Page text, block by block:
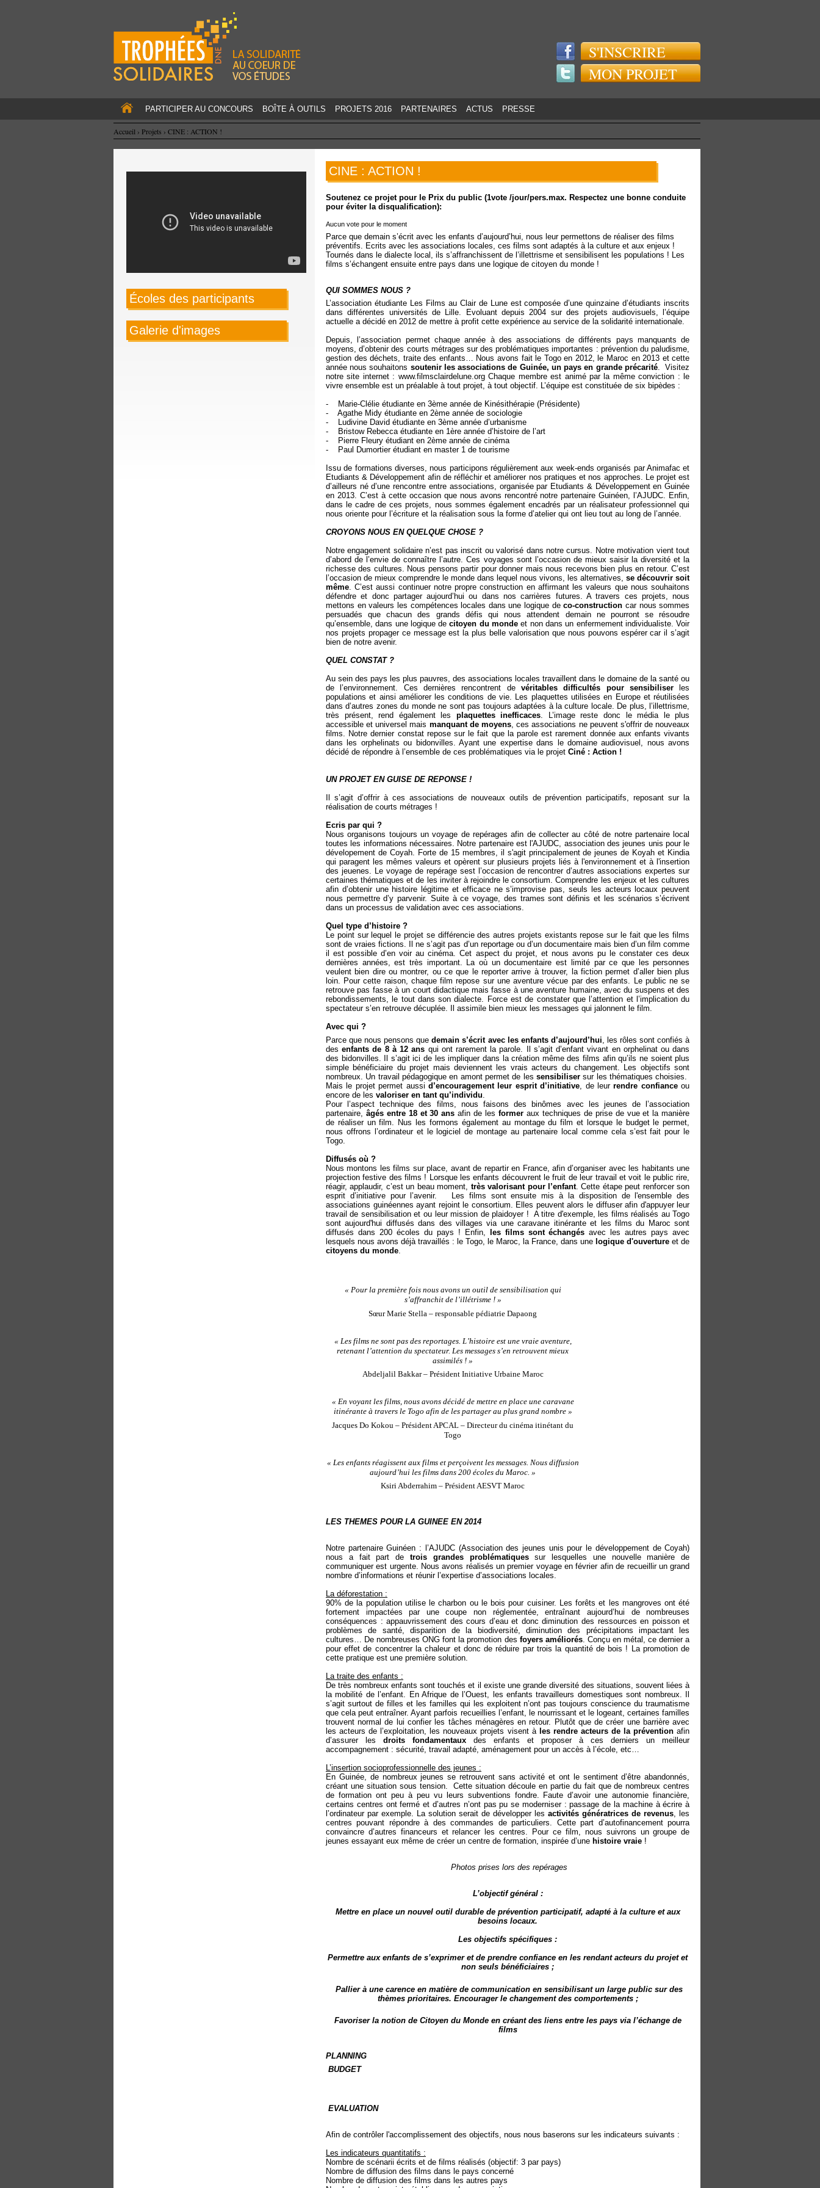
S'INSCRIRE
MON PROJET
PARTICIPER AU CONCOURS BOÎTE À OUTILS PROJETS 2016 PARTENAIRES ACTUS PRESSE
Accueil › Projets › CINE : ACTION !
Écoles des participants
Galerie d'images
CINE : ACTION !
Soutenez ce projet pour le Prix du public (1vote /jour/pers.max. Respectez une bonne conduite
pour éviter la disqualification):
Aucun vote pour le moment
Parce que demain s’écrit avec les enfants d’aujourd’hui, nous leur permettons de réaliser des films
préventifs. Ecrits avec les associations locales, ces films sont adaptés à la culture et aux enjeux !
Tournés dans le dialecte local, ils s’affranchissent de l’illettrisme et sensibilisent les populations ! Les
films s’échangent ensuite entre pays dans une logique de citoyen du monde !
QUI SOMMES NOUS ?
L’association étudiante Les Films au Clair de Lune est composée d’une quinzaine d’étudiants inscrits
dans différentes universités de Lille. Evoluant depuis 2004 sur des projets audiovisuels, l’équipe
actuelle a décidé en 2012 de mettre à profit cette expérience au service de la solidarité internationale.
Depuis, l’association permet chaque année à des associations de différents pays manquants de
moyens, d’obtenir des courts métrages sur des problématiques importantes : prévention du paludisme,
gestion des déchets, traite des enfants… Nous avons fait le Togo en 2012, le Maroc en 2013 et cette
année nous souhaitons soutenir les associations de Guinée, un pays en grande précarité. Visitez
notre site internet : www.filmsclairdelune.org Chaque membre est animé par la même conviction : le
vivre ensemble est un préalable à tout projet, à tout objectif. L’équipe est constituée de six bipèdes :
- Marie-Clélie étudiante en 3ème année de Kinésithérapie (Présidente)
- Agathe Midy étudiante en 2ème année de sociologie
- Ludivine David étudiante en 3ème année d’urbanisme
- Bristow Rebecca étudiante en 1ère année d’histoire de l’art
- Pierre Fleury étudiant en 2ème année de cinéma
- Paul Dumortier étudiant en master 1 de tourisme
Issu de formations diverses, nous participons régulièrement aux week-ends organisés par Animafac et
Etudiants & Développement afin de réfléchir et améliorer nos pratiques et nos approches. Le projet est
d’ailleurs né d’une rencontre entre associations, organisée par Etudiants & Développement en Guinée
en 2013. C’est à cette occasion que nous avons rencontré notre partenaire Guinéen, l’AJUDC. Enfin,
dans le cadre de ces projets, nous sommes également encadrés par un réalisateur professionnel qui
nous oriente pour l’écriture et la réalisation sous la forme d’atelier qui ont lieu tout au long de l’année.
CROYONS NOUS EN QUELQUE CHOSE ?
Notre engagement solidaire n’est pas inscrit ou valorisé dans notre cursus. Notre motivation vient tout
d’abord de l’envie de connaître l’autre. Ces voyages sont l’occasion de mieux saisir la diversité et la
richesse des cultures. Nous pensons partir pour donner mais nous recevons bien plus en retour. C’est
l’occasion de mieux comprendre le monde dans lequel nous vivons, les alternatives,se découvrir soit
même. C’est aussi continuer notre propre construction en affirmant les valeurs que nous souhaitons
défendre et donc partager aujourd’hui ou dans nos carrières futures. A travers ces projets, nous
mettons en valeurs les compétences locales dans une logique deco-construction car nous sommes
persuadés que chacun des grands défis qui nous attendent demain ne pourront se résoudre
qu’ensemble, dans une logique decitoyen du monde et non dans un enfermement individualiste. Voir
nos projets propager ce message est la plus belle valorisation que nous pouvons espérer car il s’agit
bien de notre avenir.
QUEL CONSTAT ?
Au sein des pays les plus pauvres, des associations locales travaillent dans le domaine de la santé ou
de l’environnement. Ces dernières rencontrent de véritables difficultés pour sensibiliserles
populations et ainsi améliorer les conditions de vie. Les plaquettes utilisées en Europe et réutilisées
dans d’autres zones du monde ne sont pas toujours adaptées à la culture locale. De plus, l’illettrisme,
très présent, rend également les plaquettes inefficaces. L’image reste donc le média le plus
accessible et universel mais manquant de moyens, ces associations ne peuvent s'offrir de nouveaux
films. Notre dernier constat repose sur le fait que la parole est rarement donnée aux enfants vivants
dans les orphelinats ou bidonvilles. Ayant une expertise dans le domaine audiovisuel, nous avons
décidé de répondre à l’ensemble de ces problématiques via le projet Ciné : Action !
UN PROJET EN GUISE DE REPONSE !
Il s’agit d’offrir à ces associations de nouveaux outils de prévention participatifs, reposant sur la
réalisation de courts métrages !
Ecris par qui ?
Nous organisons toujours un voyage de repérages afin de collecter au côté de notre partenaire local
toutes les informations nécessaires. Notre partenaire est l'AJUDC, association des jeunes unis pour le
dévelopement de Coyah. Forte de 15 membres, il s'agit principalement de jeunes de Koyah et Kindia
qui paragent les mêmes valeurs et opèrent sur plusieurs projets liés à l'environnement et à l'insertion
des jeuenes. Le voyage de repérage sest l’occasion de rencontrer d’autres associations expertes sur
certaines thématiques et de les inviter à rejoindre le consortium. Comprendre les enjeux et les cultures
afin d’obtenir une histoire légitime et efficace ne s’improvise pas, seuls les acteurs locaux peuvent
nous permettre d’y parvenir. Suite à ce voyage, des trames sont définis et les scénarios s’écrivent
dans un processus de validation avec ces associations.
Quel type d’histoire ?
Le point sur lequel le projet se différencie des autres projets existants repose sur le fait que les films
sont de vraies fictions. Il ne s’agit pas d’un reportage ou d’un documentaire mais bien d’un film comme
il est possible d’en voir au cinéma. Cet aspect du projet, et nous avons pu le constater ces deux
dernières années, est très important. La où un documentaire est limité par ce que les personnes
veulent bien dire ou montrer, ou ce que le reporter arrive à trouver, la fiction permet d’aller bien plus
loin. Pour cette raison, chaque film repose sur une aventure vécue par des enfants. Le public ne se
retrouve pas fasse à un court didactique mais fasse à une aventure humaine, avec du suspens et des
rebondissements, le tout dans son dialecte. Force est de constater que l’attention et l’implication du
spectateur s’en retrouve décuplée. Il assimile bien mieux les messages qui jalonnent le film.
Avec qui ?
Parce que nous pensons quedemain s’écrit avec les enfants d’aujourd’hui , les rôles sont confiés à
desenfants de 8 à 12 ans qui ont rarement la parole. Il s’agit d’enfant vivant en orphelinat ou dans
des bidonvilles. Il s’agit ici de les impliquer dans la création même des films afin qu’ils ne soient plus
simple bénéficiaire du projet mais deviennent les vrais acteurs du changement. Les objectifs sont
nombreux. Un travail pédagogique en amont permet de les sensibilisersur les thématiques choisies.
Mais le projet permet aussi d’encouragement leur esprit d’initiative , de leurrendre confianceou
encore de les valoriser en tant qu’individu
Pour l’aspect technique des films, nous faisons des binômes avec les jeunes de l’association
partenaire, âgés entre 18 et 30 ans afin de lesformer aux techniques de prise de vue et la manière
de réaliser un film. Nus les formons également au montage du film et lorsque le budget le permet,
nous offrons l’ordinateur et le logiciel de montage au partenaire local comme cela s’est fait pour le
Togo.
Diffusés où ?
Nous montons les films sur place, avant de repartir en France, afin d’organiser avec les habitants une
projection festive des films ! Lorsque les enfants découvrent le fruit de leur travail et voit le public rire,
réagir, applaudir, c’est un beau moment, très valorisant pour l’enfant. Cette étape peut renforcer son
esprit d’initiative pour l’avenir. Les films sont ensuite mis à la disposition de l'ensemble des
associations guinéennes ayant rejoint le consortium. Elles peuvent alors le diffuser afin d'appuyer leur
travail de sensibilisation et ou leur mission de plaidoyer ! A titre d'exemple, les films réalisés au Togo
sont aujourd'hui diffusés dans des villages via une caravane itinérante et les films du Maroc sont
diffusés dans 200 écoles du pays ! Enfin, les films sont échangés avec les autres pays avec
lesquels nous avons déjà travaillés : le Togo, le Maroc, la France, dans unelogique d'ouverture et de
citoyens du monde.
« Pour la première fois nous avons un outil de sensibilisation qui
s’affranchit de l’illétrisme ! »
SœurMarie Stella – responsable pédiatrie Dapaong
« Les films ne sont pas des reportages. L’histoire est une vraie aventure,
retenant l’attention du spectateur. Les messages s’en retrouvent mieux
assimilés ! »
Abdeljalil Bakkar – Président Initiative Urbaine Maroc
« En voyant les films, nous avons décidé de mettre en place une caravane
itinérante à travers le Togo afin de les partager au plus grand nombre »
Jacques Do Kokou – Président APCAL – Directeur du cinéma itinétant du
Togo
« Les enfants réagissent aux films et perçoivent les messages. Nous diffusion
aujourd’hui les films dans 200 écoles du Maroc. »
Ksiri Abderrahim – Président AESVT Maroc
LES THEMES POUR LA GUINEE EN 2014
Notre partenaire Guinéen : l’AJUDC (Association des jeunes unis pour le développement de Coyah)
nous a fait part de trois grandes problématiquessur lesquelles une nouvelle manière de
communiquer est urgente. Nous avons réalisés un premier voyage en février afin de recueillir un grand
nombre d’informations et réunir l’expertise d’associations locales.
La déforestation :
90% de la population utilise le charbon ou le bois pour cuisiner. Les forêts et les mangroves ont été
fortement impactées par une coupe non réglementée, entraînant aujourd’hui de nombreuses
conséquences : appauvrissement des cours d’eau et donc diminution des ressources en poisson et
problèmes de santé, disparition de la biodiversité, diminution des précipitations impactant les
cultures… De nombreuses ONG font la promotion des foyers améliorés. Conçu en métal, ce dernier a
pour effet de concentrer la chaleur et donc de réduire par trois la quantité de bois ! La promotion de
cette pratique est une première solution.
La traite des enfants :
De très nombreux enfants sont touchés et il existe une grande diversité des situations, souvent liées à
la mobilité de l’enfant. En Afrique de l’Ouest, les enfants travailleurs domestiques sont nombreux. Il
s’agit surtout de filles et les familles qui les exploitent n’ont pas toujours conscience du traumatisme
que cela peut entraîner. Ayant parfois recueillies l’enfant, le nourrissant et le logeant, certaines familles
trouvent normal de lui confier les tâches ménagères en retour. Plutôt que de créer une barrière avec
les acteurs de l’exploitation, les nouveaux projets visent àles rendre acteurs de la prévention afin
d’assurer les droits fondamentaux des enfants et proposer à ces derniers un meilleur
accompagnement : sécurité, travail adapté, aménagement pour un accès à l’école, etc…
L’insertion socioprofessionnelle des jeunes :
En Guinée, de nombreux jeunes se retrouvent sans activité et ont le sentiment d’être abandonnés,
créant une situation sous tension. Cette situation découle en partie du fait que de nombreux centres
de formation ont peu à peu vu leurs subventions fondre. Faute d’avoir une autonomie financière,
certains centres ont fermé et d’autres n’ont pas pu se moderniser : passage de la machine à écrire à
l’ordinateur par exemple. La solution serait de développer lesactivités génératrices de revenus, les
centres pouvant répondre à des commandes de particuliers. Cette part d’autofinancement pourra
convaincre d’autres financeurs et relancer les centres. Pour ce film, nous suivrons un groupe de
jeunes essayant eux même de créer un centre de formation, inspirée d’une histoire vraie!
Photos prises lors des repérages
L’objectif général :
Mettre en place un nouvel outil durable de prévention participatif, adapté à la culture et aux
besoins locaux.
Les objectifs spécifiques :
Permettre aux enfants de s’exprimer et de prendre confiance en les rendant acteurs du projet et
non seuls bénéficiaires ;
Pallier à une carence en matière de communication en sensibilisant un large public sur des
thèmes prioritaires. Encourager le changement des comportements ;
Favoriser la notion de Citoyen du Monde en créant des liens entre les pays via l’échange de
films
PLANNING
BUDGET
EVALUATION
Afin de contrôler l'accomplissement des objectifs, nous nous baserons sur les indicateurs suivants :
Les indicateurs quantitatifs :
Nombre de scénarii écrits et de films réalisés (objectif: 3 par pays)
Nombre de diffusion des films dans le pays concerné
Nombre de diffusion des films dans les autres pays